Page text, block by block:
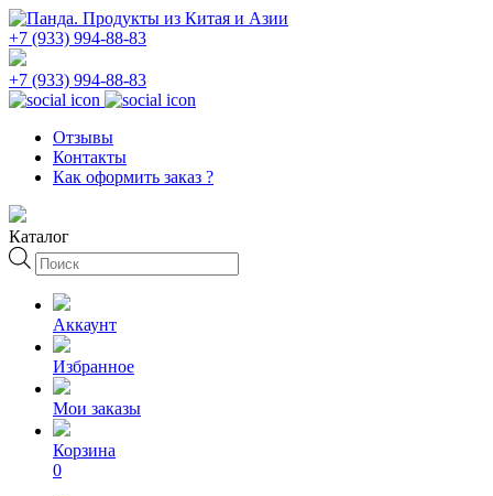
+7 (933) 994-88-83
+7 (933) 994-88-83
Отзывы
Контакты
Как оформить заказ ?
Каталог
Поиск
товаров
Аккаунт
Избранное
Мои заказы
Корзина
0